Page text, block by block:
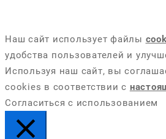
Наш сайт использует файлы
удобства пользователей и
Используя наш сайт, вы
cookies в соответствии с
Согласиться с использованием